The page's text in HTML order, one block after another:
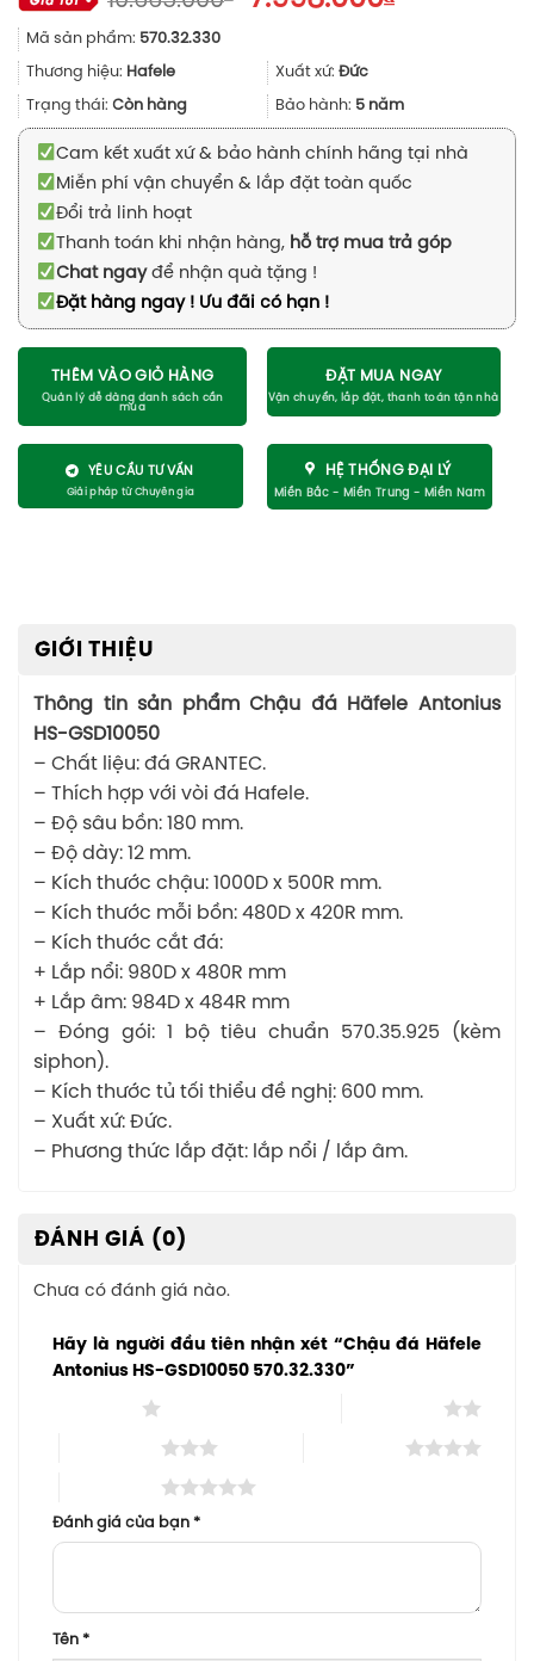
10.665.000₫.
Mã sản phẩm: 570.32.330
Thương hiệu: Hafele Xuất xứ: Đức
Trạng thái: Còn hàng Bảo hành: 5 năm
Cam kết xuất xứ & bảo hành chính hãng tại nhà
Miễn phí vận chuyển & lắp đặt toàn quốc
Đổi trả linh hoạt
Thanh toán khi nhận hàng, hỗ trợ mua trả góp
Chat ngayđể nhận quà tặng !
Đặt hàng ngay ! Ưu đãi có hạn !
THÊM VÀO GIỎ HÀNG ĐẶT MUA NGAY
YÊU CẦU TƯ VẤN HỆ THỐNG ĐẠI LÝ
GIỚI THIỆU
Thông tin sản phẩm Chậu đá Häfele Antonius
HS-GSD10050
– Chất liệu: đá GRANTEC.
– Thích hợp với vòi đá Hafele.
– Độ sâu bồn: 180 mm.
– Độ dày: 12 mm.
– Kích thước chậu: 1000D x 500R mm.
– Kích thước mỗi bồn: 480D x 420R mm.
– Kích thước cắt đá:
+ Lắp nổi: 980D x 480R mm
+ Lắp âm: 984D x 484R mm
– Đóng gói: 1 bộ tiêu chuẩn 570.35.925 (kèm
siphon).
– Kích thước tủ tối thiểu đề nghị: 600 mm.
– Xuất xứ: Đức.
– Phương thức lắp đặt: lắp nổi / lắp âm.
ĐÁNH GIÁ (0)
Chưa có đánh giá nào.
Hãy là người đầu tiên nhận xét “Chậu đá Häfele
Antonius HS-GSD10050 570.32.330”
Đánh giá của bạn *
Tên *